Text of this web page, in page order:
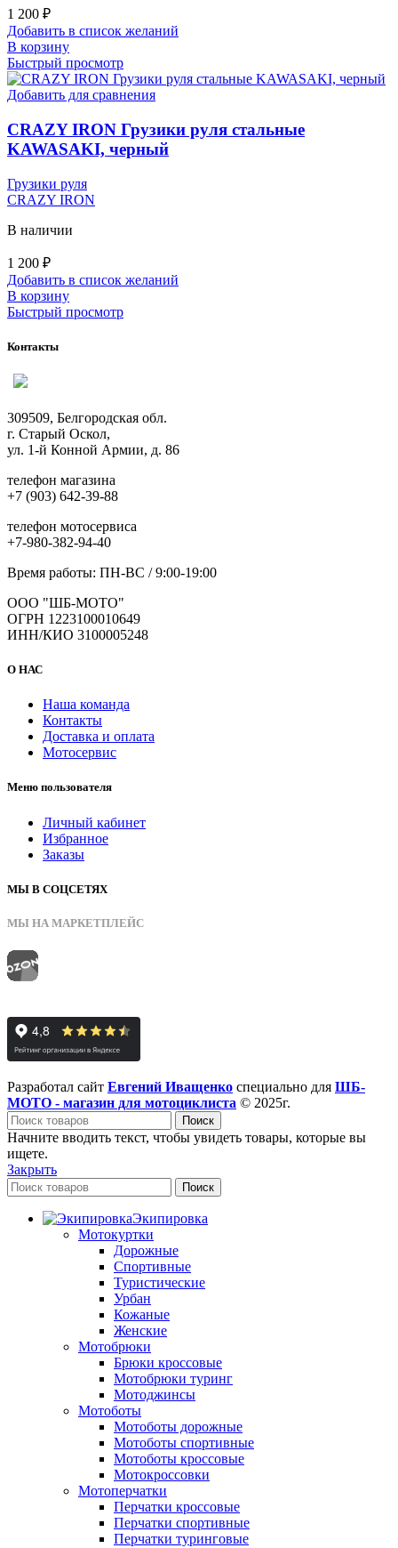
1 200 ₽
Добавить в список желаний
В корзину
Быстрый просмотр
Добавить для сравнения
CRAZY IRON Грузики руля стальные
KAWASAKI, черный
Грузики руля
CRAZY IRON
В наличии
1 200 ₽
Добавить в список желаний
В корзину
Быстрый просмотр
Контакты
309509, Белгородская обл.
г. Старый Оскол,
ул. 1-й Конной Армии, д. 86
телефон магазина
+7 (903) 642-39-88
телефон мотосервиса
+7-980-382-94-40
Время работы: ПН-ВС / 9:00-19:00
ООО "ШБ-МОТО"
ОГРН 1223100010649
ИНН/КИО 3100005248
О НАС
Наша команда
Контакты
Доставка и оплата
Мотосервис
Меню пользователя
Личный кабинет
Избранное
Заказы
МЫ В СОЦСЕТЯХ
МЫ НА МАРКЕТПЛЕЙС
Разработал сайт Евгений Иващенко специально для ШБ-
МОТО - магазин для мотоциклиста © 2025г.
Поиск
Начните вводить текст, чтобы увидеть товары, которые вы
ищете.
Закрыть
Поиск
Экипировка
Мотокуртки
Дорожные
Спортивные
Туристические
Урбан
Кожаные
Женские
Мотобрюки
Брюки кроссовые
Мотобрюки туринг
Мотоджинсы
Мотоботы
Мотоботы дорожные
Мотоботы спортивные
Мотоботы кроссовые
Мотокроссовки
Мотоперчатки
Перчатки кроссовые
Перчатки спортивные
Перчатки туринговые